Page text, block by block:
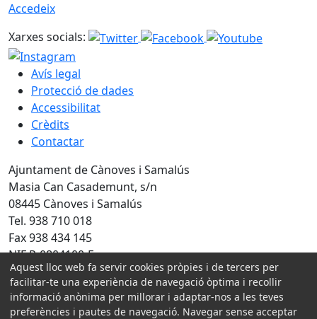
Accedeix
Xarxes socials:
Avís legal
Protecció de dades
Accessibilitat
Crèdits
Contactar
Ajuntament de Cànoves i Samalús
Masia Can Casademunt, s/n
08445 Cànoves i Samalús
Tel. 938 710 018
Fax 938 434 145
NIF P-0804100-F
Amb la col·laboració de:
Aquest lloc web fa servir cookies pròpies i de tercers per
facilitar-te una experiència de navegació òptima i recollir
informació anònima per millorar i adaptar-nos a les teves
preferències i pautes de navegació. Navegar sense acceptar